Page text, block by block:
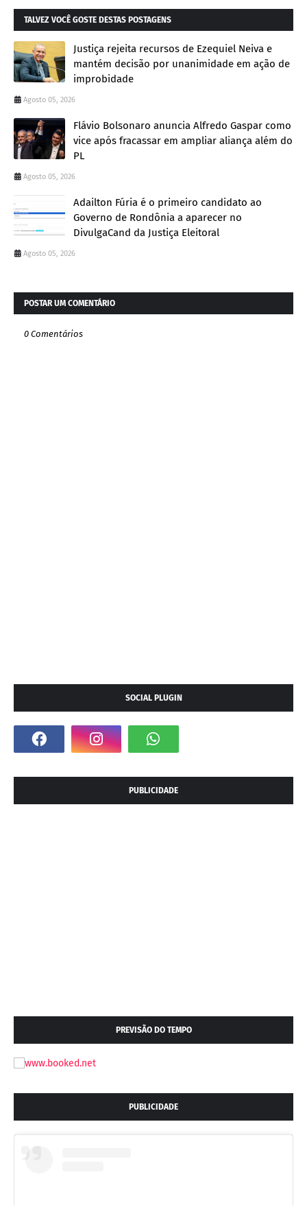
TALVEZ VOCÊ GOSTE DESTAS POSTAGENS
Justiça rejeita recursos de Ezequiel Neiva e
mantém decisão por unanimidade em ação de
improbidade
Agosto 05, 2026
Flávio Bolsonaro anuncia Alfredo Gaspar como
vice após fracassar em ampliar aliança além do
PL
Agosto 05, 2026
Adailton Fúria é o primeiro candidato ao
Governo de Rondônia a aparecer no
DivulgaCand da Justiça Eleitoral
Agosto 05, 2026
POSTAR UM COMENTÁRIO
0 Comentários
SOCIAL PLUGIN
PUBLICIDADE
PREVISÃO DO TEMPO
PUBLICIDADE